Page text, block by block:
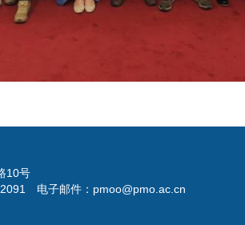
10号
电子邮件：pmoo@pmo.ac.cn